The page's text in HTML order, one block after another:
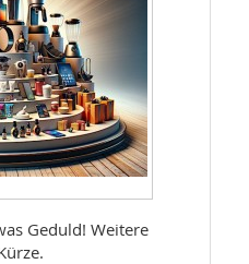
Geduld! Weitere